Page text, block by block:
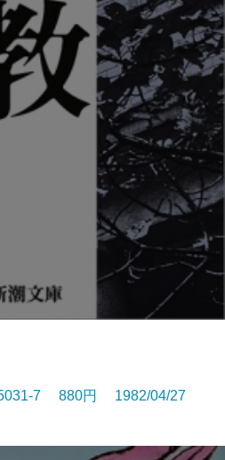
7 880円 1982/04/27